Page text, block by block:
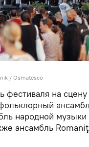
/ Osmatesco
фестиваля на
народной музыки
ансамбль